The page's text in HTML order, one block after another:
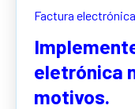
Factura electrónica
eletrónica
motivos.